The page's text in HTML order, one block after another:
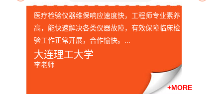
医疗检验仪器维保响应速度快，工程师专业素养
高，能快速解决各类仪器故障，有效保障临床检
验工作正常开展，合作愉快。...
大连理工大学
李老师
+MORE